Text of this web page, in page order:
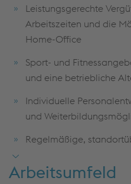
lösungsorientierte
Teamfähigkeit,
Sehr gute Deutsch- und
Leistungsgerechte
Arbeitszeiten und die
Home-Office
Sport- und
und eine betriebliche
Individuelle
und
Regelmäßige,
Arbeitsumfeld